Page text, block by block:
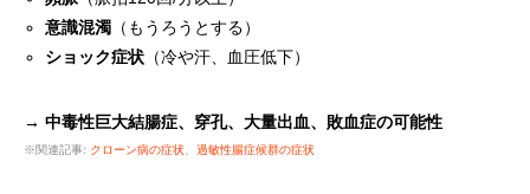
意識混濁 （もうろうとする）
ショック症状 （冷や汗、血圧低下）
→ 中毒性巨大結腸症、穿孔、大量出血、敗血症の可能性
※関連記事: クローン病の症状 過敏性腸症候群の症状